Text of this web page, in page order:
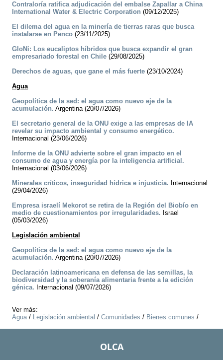
Contraloría ratifica adjudicación del embalse Zapallar a China
International Water & Electric Corporation (09/12/2025)
El dilema del agua en la minería de tierras raras que busca
instalarse en Penco (23/11/2025)
GloNi: Los eucaliptos híbridos que busca expandir el gran
empresariado forestal en Chile (29/08/2025)
Derechos de aguas, que gane el más fuerte (23/10/2024)
Agua
Geopolítica de la sed: el agua como nuevo eje de la
acumulación. Argentina (20/07/2026)
El secretario general de la ONU exige a las empresas de IA
revelar su impacto ambiental y consumo energético.
Internacional (23/06/2026)
Informe de la ONU advierte sobre el gran impacto en el
consumo de agua y energía por la inteligencia artificial.
Internacional (03/06/2026)
Minerales críticos, inseguridad hídrica e injusticia. Internacional
(29/04/2026)
Empresa israelí Mekorot se retira de la Región del Biobío en
medio de cuestionamientos por irregularidades. Israel
(05/03/2026)
Legislación ambiental
Geopolítica de la sed: el agua como nuevo eje de la
acumulación. Argentina (20/07/2026)
Declaración latinoamericana en defensa de las semillas, la
biodiversidad y la soberanía alimentaria frente a la edición
génica. Internacional (09/07/2026)
Ver más:
Agua/ Legislación ambiental / Comunidades / Bienes comunes /
OLCA